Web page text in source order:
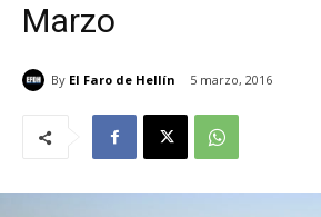
Marzo
By El Faro de Hellín 5 marzo, 2016